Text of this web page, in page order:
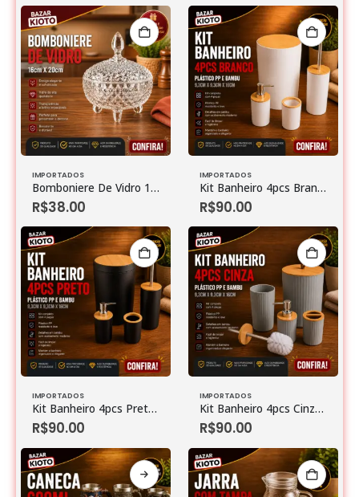
IMPORTADOS
Bomboniere De Vidro 16cm X 20cm
R$38.00
IMPORTADOS
Kit Banheiro 4pcs Branco Plastico Pp E Bambu 19cm X 19cm X 28,5cm
R$90.00
IMPORTADOS
Kit Banheiro 4pcs Preto Plastico Pp E Bambu 19cm X 19cm X 28,5cm
R$90.00
IMPORTADOS
Kit Banheiro 4pcs Cinza Plastico Pp E Bambu 9,3cm X 9,3cm X 16cm
R$90.00